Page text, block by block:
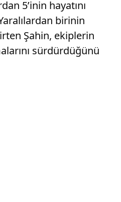
5’inin hayatını
birinin
Şahin, ekiplerin
sürdürdüğünü